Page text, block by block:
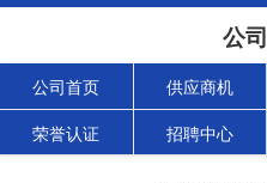
公
公司首页 供应商机
荣誉认证 招聘中心